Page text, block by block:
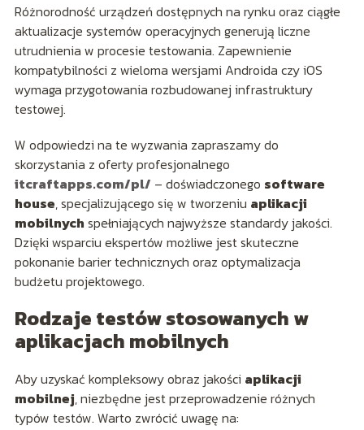
Różnorodność urządzeń dostępnych na rynku oraz ciągłe
aktualizacje systemów operacyjnych generują liczne
utrudnienia w procesie testowania. Zapewnienie
kompatybilności z wieloma wersjami Androida czy iOS
wymaga przygotowania rozbudowanej infrastruktury
testowej.
W odpowiedzi na te wyzwania zapraszamy do
skorzystania z oferty profesjonalnego
itcraftapps.com/pl/ – doświadczonego software
house, specjalizującego się w tworzeniu aplikacji
mobilnych spełniających najwyższe standardy jakości.
Dzięki wsparciu ekspertów możliwe jest skuteczne
pokonanie barier technicznych oraz optymalizacja
budżetu projektowego.
Rodzaje testów stosowanych w
aplikacjach mobilnych
Aby uzyskać kompleksowy obraz jakości aplikacji
mobilnej, niezbędne jest przeprowadzenie różnych
typów testów. Warto zwrócić uwagę na: